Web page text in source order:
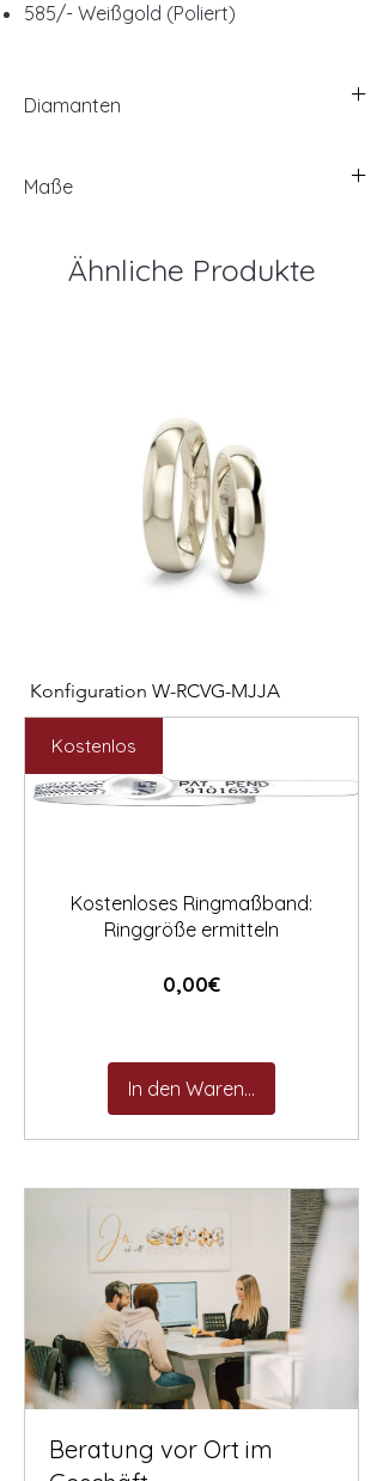
585/- Weißgold (Poliert)
Diamanten
Maße
Ähnliche Produkte
Konfiguration W-RCVG-MJJA
Preis
2.531,00 €
Preis
Kostenlos
Kostenloses Ringmaßband:
Ringgröße ermitteln
0,00€Preis
In den Warenkorb
Beratung vor Ort im